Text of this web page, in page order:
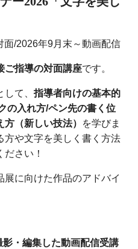
/2026年9月末～動画配信
ご指導の対面講座です。
て、 指導者向けの基本的
の入れ方/ペン先の書く位
（新しい技法）
を学びま
方や文字を美しく書く方法
さい！
に向けた作品のアドバイ
・編集した動画配信受講